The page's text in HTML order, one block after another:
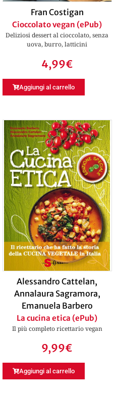
Fran Costigan
Cioccolato vegan (ePub)
Deliziosi dessert al cioccolato, senza
uova, burro, latticini
4,99€
Aggiungi al carrello
Alessandro Cattelan,
Annalaura Sagramora,
Emanuela Barbero
La cucina etica (ePub)
Il più completo ricettario vegan
9,99€
Aggiungi al carrello